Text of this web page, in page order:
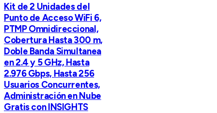
Kit de 2 Unidades del
Punto de Acceso WiFi 6,
PTMP Omnidireccional,
Cobertura Hasta 300 m,
Doble Banda Simultanea
en 2.4 y 5 GHz, Hasta
2.976 Gbps, Hasta 256
Usuarios Concurrentes,
Administración en Nube
Gratis con INSIGHTS